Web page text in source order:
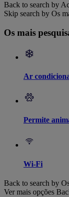
Back to search by
Skip search by Os
Os mais
Ar
Permite
Wi-Fi
Back to search by
Ver mais opções